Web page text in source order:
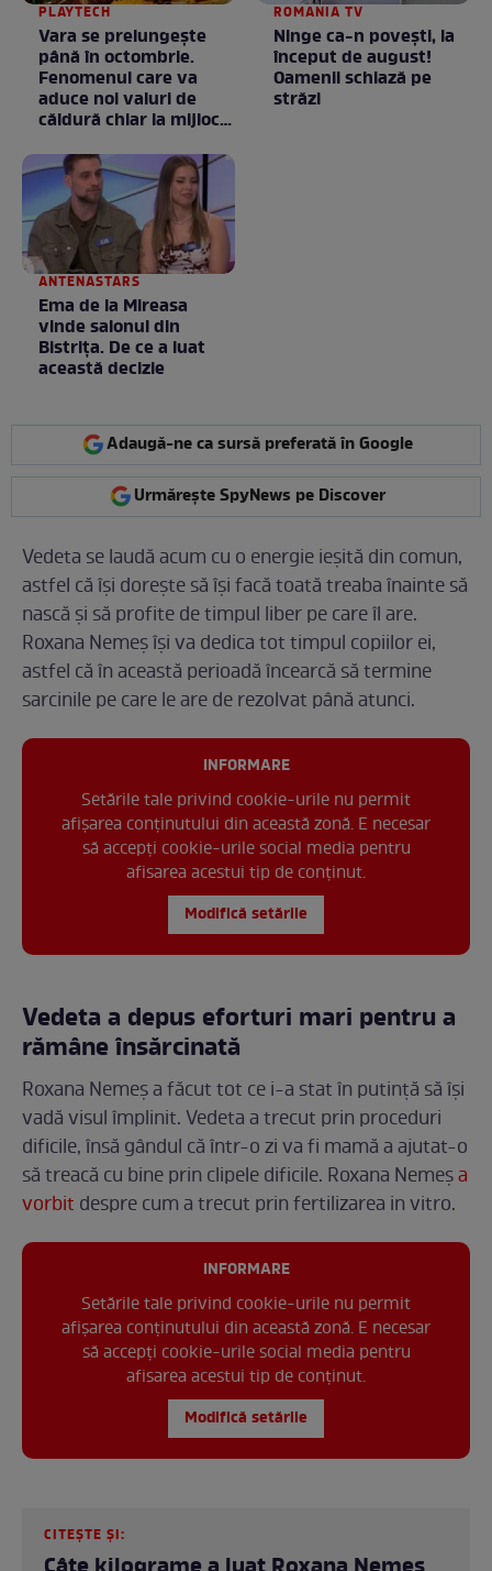
PLAYTECH
Vara se prelungeşte
până în octombrie.
Fenomenul care va
aduce noi valuri de
căldură chiar la mijlocul
ROMANIA TV
Ninge ca-n povești, la
început de august!
Oamenii schiază pe
străzi
ANTENASTARS
Ema de la Mireasa
vinde salonul din
Bistrița. De ce a luat
această decizie
Adaugă-ne ca sursă preferată în Google
Urmărește SpyNews pe Discover
Vedeta se laudă acum cu o energie ieșită din comun,
astfel că își dorește să își facă toată treaba înainte să
nască și să profite de timpul liber pe care îl are.
Roxana Nemeș își va dedica tot timpul copiilor ei,
astfel că în această perioadă încearcă să termine
sarcinile pe care le are de rezolvat până atunci.
INFORMARE
Setările tale privind cookie-urile nu permit
afișarea conținutului din această zonă. E necesar
să accepți cookie-urile social media pentru
afisarea acestui tip de conținut.
Modifică setările
Vedeta a depus eforturi mari pentru a
rămâne însărcinată
Roxana Nemeș a făcut tot ce i-a stat în putință să își
vadă visul împlinit. Vedeta a trecut prin proceduri
dificile, însă gândul că într-o zi va fi mamă a ajutat-o
să treacă cu bine prin clipele dificile. Roxana Nemeșa
vorbit despre cum a trecut prin fertilizarea in vitro.
INFORMARE
Setările tale privind cookie-urile nu permit
afișarea conținutului din această zonă. E necesar
să accepți cookie-urile social media pentru
afisarea acestui tip de conținut.
Modifică setările
CITEȘTE ȘI: